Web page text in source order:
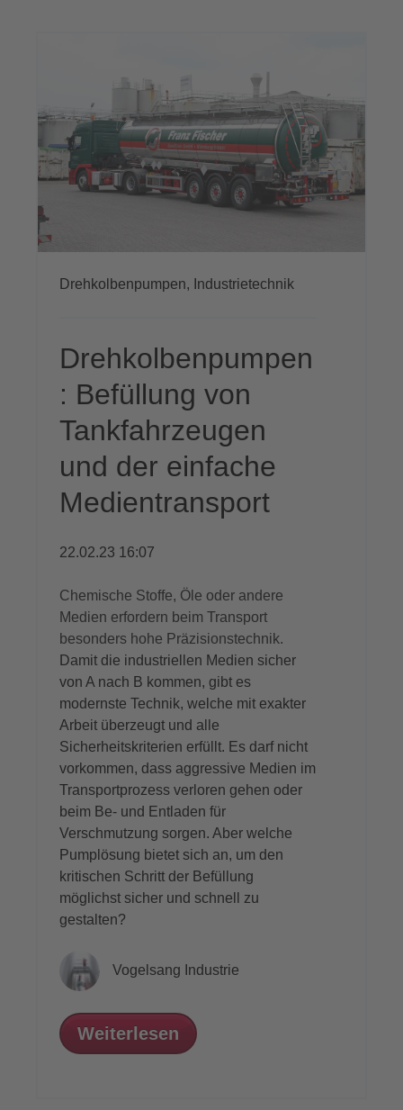
Drehkolbenpumpen, Industrietechnik
Drehkolbenpumpen
: Befüllung von
Tankfahrzeugen
und der einfache
Medientransport
22.02.23 16:07
Chemische Stoffe, Öle oder andere
Medien erfordern beim Transport
besonders hohe Präzisionstechnik.
Damit die industriellen Medien sicher
von A nach B kommen, gibt es
modernste Technik, welche mit exakter
Arbeit überzeugt und alle
Sicherheitskriterien erfüllt. Es darf nicht
vorkommen, dass aggressive Medien im
Transportprozess verloren gehen oder
beim Be- und Entladen für
Verschmutzung sorgen. Aber welche
Pumplösung bietet sich an, um den
kritischen Schritt der Befüllung
möglichst sicher und schnell zu
gestalten?
Vogelsang Industrie
Weiterlesen